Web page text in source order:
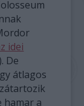
idei
). De
átlagos
hamar a